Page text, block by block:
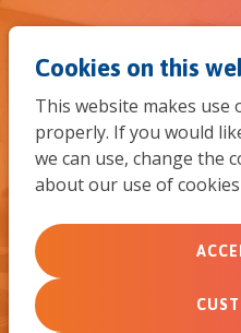
Cookies on this
This website makes
properly. If you would
we can use, change the
about our use of
Open Dag